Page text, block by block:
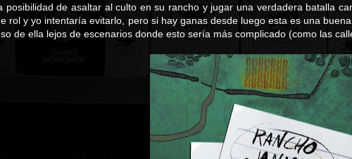
posibilidad de asaltar al culto en su rancho y jugar una verdadera batalla
rol y yo intentaría evitarlo, pero si hay ganas desde luego esta es una
de ella lejos de escenarios donde esto sería más complicado (como las
- Exp. campaña
expansión